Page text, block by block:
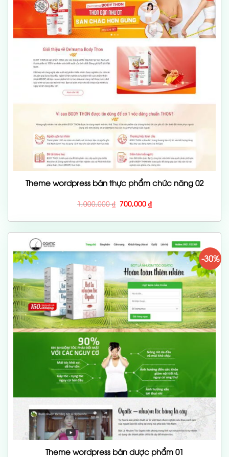
Theme wordpress bán thực phẩm chức năng 02
1,000,000₫ Giá
gốc
1,000,000 ₫.
700,000₫Giá
hiện
là:
-30%
Theme wordpress bán dược phẩm 01